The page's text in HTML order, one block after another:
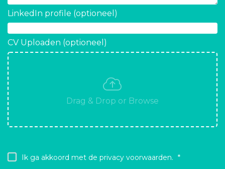
LinkedIn profile (optioneel)
CV Uploaden (optioneel)
Ik ga akkoord met de privacy voorwaarden.